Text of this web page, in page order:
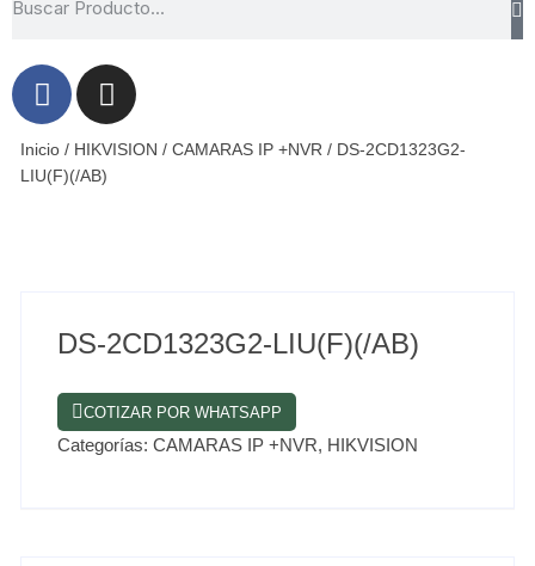
Inicio / HIKVISION /CAMARAS IP +NVR / DS-2CD1323G2-
LIU(F)(/AB)
DS-2CD1323G2-LIU(F)(/AB)
COTIZAR POR WHATSAPP
Categorías:CAMARAS IP +NVR, HIKVISION